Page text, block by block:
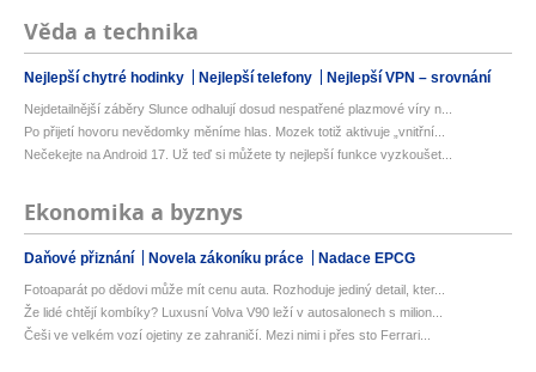
Věda a technika
Nejlepší chytré hodinky Nejlepší telefony Nejlepší VPN – srovnání
Nejdetailnější záběry Slunce odhalují dosud nespatřené plazmové víry n...
Po přijetí hovoru nevědomky měníme hlas. Mozek totiž aktivuje „vnitřní...
Nečekejte na Android 17. Už teď si můžete ty nejlepší funkce vyzkoušet...
Ekonomika a byznys
Daňové přiznání Novela zákoníku práce Nadace EPCG
Fotoaparát po dědovi může mít cenu auta. Rozhoduje jediný detail, kter...
Že lidé chtějí kombíky? Luxusní Volva V90 leží v autosalonech s milion...
Češi ve velkém vozí ojetiny ze zahraničí. Mezi nimi i přes sto Ferrari...